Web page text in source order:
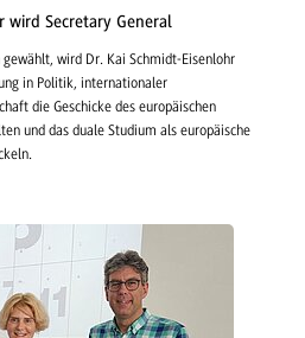
wird Secretary General
wird Dr. Kai Schmidt-Eisenlohr
in Politik, internationaler
die Geschicke des europäischen
und das duale Studium als europäische